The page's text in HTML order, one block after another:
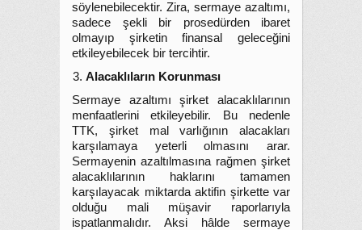
söylenebilecektir. Zira, sermaye azaltımı,
sadece şekli bir prosedürden ibaret
olmayıp şirketin finansal geleceğini
etkileyebilecek bir tercihtir.
Alacaklıların Korunması
Sermaye azaltımı şirket alacaklılarının
menfaatlerini etkileyebilir. Bu nedenle
TTK, şirket mal varlığının alacakları
karşılamaya yeterli olmasını arar.
Sermayenin azaltılmasına rağmen şirket
alacaklılarının haklarını tamamen
karşılayacak miktarda aktifin şirkette var
olduğu mali müşavir raporlarıyla
ispatlanmalıdır. Aksi hâlde sermaye